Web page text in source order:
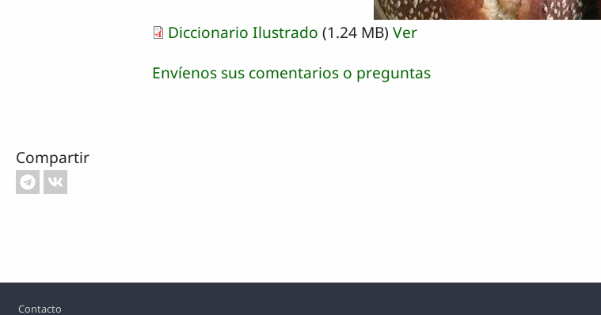
Diccionario Ilustrado (1.24 MB) Ver
Envíenos sus comentarios o preguntas
Compartir
Footer
Contacto